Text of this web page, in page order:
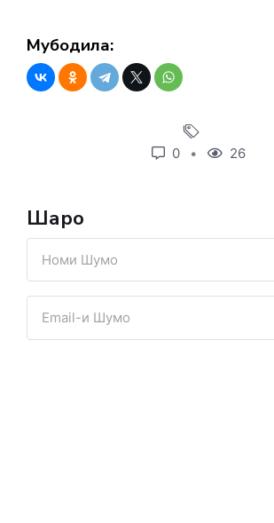
Мубодила:
0 26
Шарҳҳо